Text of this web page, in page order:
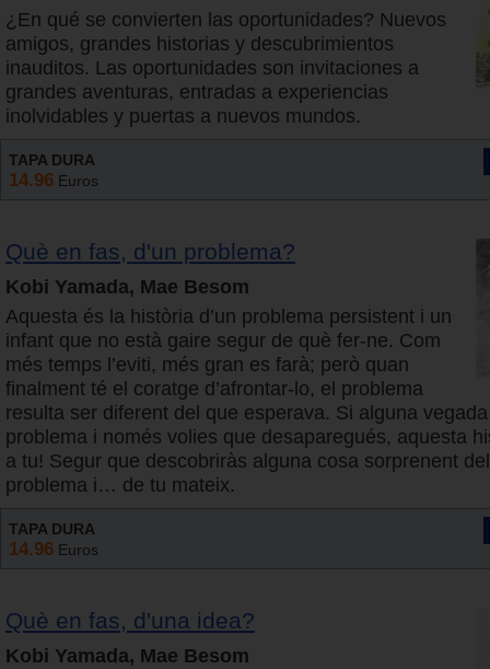
¿En qué se convierten las oportunidades? Nuevos
amigos, grandes historias y descubrimientos
inauditos. Las oportunidades son invitaciones a
grandes aventuras, entradas a experiencias
inolvidables y puertas a nuevos mundos.
TAPA DURA
14.96 Euros
Què en fas, d'un problema?
Kobi Yamada, Mae Besom
Aquesta és la història d’un problema persistent i un
infant que no està gaire segur de què fer-ne. Com
més temps l’eviti, més gran es farà; però quan
finalment té el coratge d’afrontar-lo, el problema
resulta ser diferent del que esperava. Si alguna
problema i només volies que desaparegués, aquesta
a tu! Segur que descobriràs alguna cosa sorprenent
problema i… de tu mateix.
TAPA DURA
14.96 Euros
Què en fas, d'una idea?
Kobi Yamada, Mae Besom